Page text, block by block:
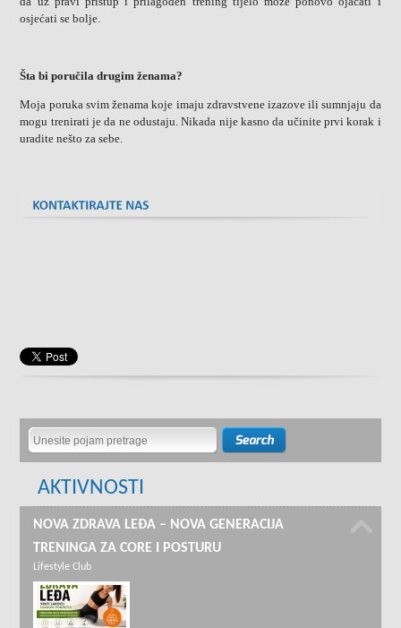
osjećati se bolje.
Šta bi poručila drugim ženama?
Moja poruka svim ženama koje imaju zdravstvene izazove ili sumnjaju da
mogu trenirati je da ne odustaju. Nikada nije kasno da učinite prvi korak i
uradite nešto za sebe.
AKTIVNOSTI
NOVA ZDRAVA LEĐA – NOVA GENERACIJA
TRENINGA ZA CORE I POSTURU
Lifestyle Club